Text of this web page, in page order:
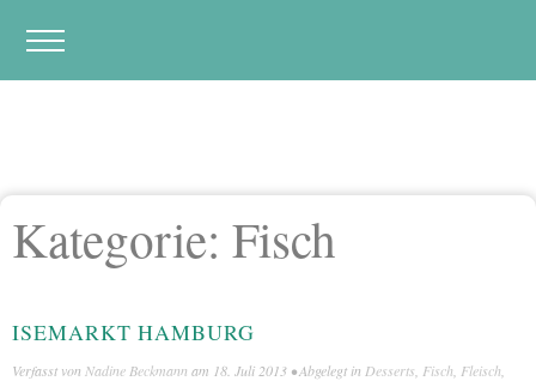
Kategorie: Fisch
ISEMARKT HAMBURG
Verfasst von Nadine Beckmann am 18. Juli 2013 • Abgelegt in Desserts Fisch Fleisch